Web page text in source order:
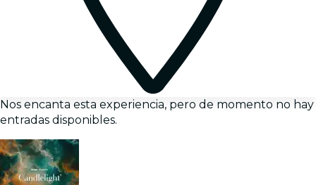
Nos encanta esta experiencia, pero de momento no hay
entradas disponibles.